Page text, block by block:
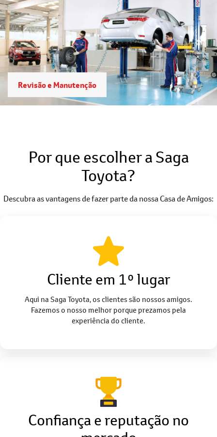
Revisão e Manutenção
Por que escolher a Saga
Toyota?
Descubra as vantagens de fazer parte da nossa Casa de Amigos:
Cliente em 1º lugar
Aqui na Saga Toyota, os clientes são nossos amigos.
Fazemos o nosso melhor porque prezamos pela
experiência do cliente.
Confiança e reputação no
mercado